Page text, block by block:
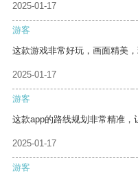
2025-01-17
游客
这款游戏非常好玩，画面精美，
2025-01-17
游客
这款app的路线规划非常精准，
2025-01-17
游客